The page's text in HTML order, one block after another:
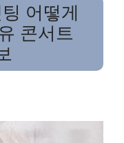
어떻게
콘서트